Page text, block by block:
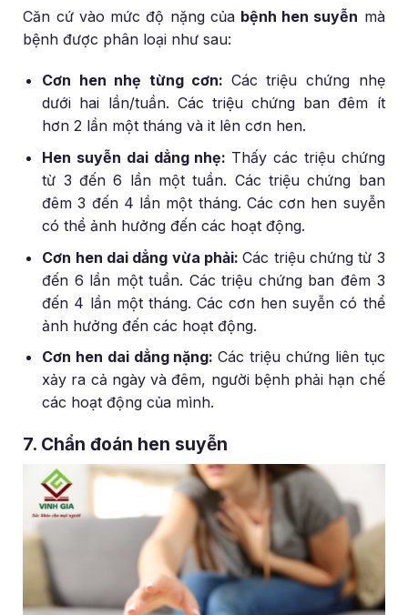
Căn cứ vào mức độ nặng của bệnh hen suyễn mà
bệnh được phân loại như sau:
Cơn hen nhẹ từng cơn: Các triệu chứng nhẹ
dưới hai lần/tuần. Các triệu chứng ban đêm ít
hơn 2 lần một tháng và it lên cơn hen.
Hen suyễn dai dẳng nhẹ: Thấy các triệu chứng
từ 3 đến 6 lần một tuần. Các triệu chứng ban
đêm 3 đến 4 lần một tháng. Các cơn hen suyễn
có thể ảnh hưởng đến các hoạt động.
Cơn hen dai dẳng vừa phải:Các triệu chứng từ 3
đến 6 lần một tuần. Các triệu chứng ban đêm 3
đến 4 lần một tháng. Các cơn hen suyễn có thể
ảnh hưởng đến các hoạt động.
Cơn hen dai dẳng nặng:Các triệu chứng liên tục
xảy ra cả ngày và đêm, người bệnh phải hạn chế
các hoạt động của mình.
7. Chẩn đoán hen suyễn